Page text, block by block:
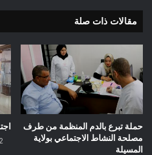
سرور
مقالات ذات صلة
حملة تبرع بالدم المنظمة من طرف
مصلحة النشاط الاجتماعي بولاية
المسيلة
22